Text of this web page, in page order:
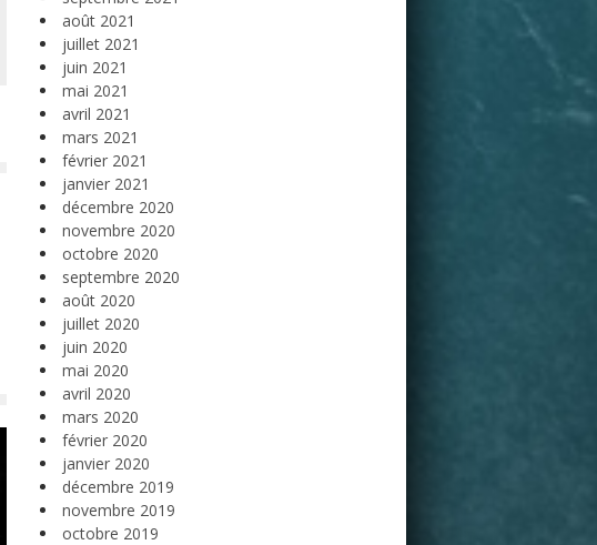
août 2021
juillet 2021
juin 2021
mai 2021
avril 2021
mars 2021
février 2021
janvier 2021
décembre 2020
novembre 2020
octobre 2020
septembre 2020
août 2020
juillet 2020
juin 2020
mai 2020
avril 2020
mars 2020
février 2020
janvier 2020
décembre 2019
novembre 2019
octobre 2019